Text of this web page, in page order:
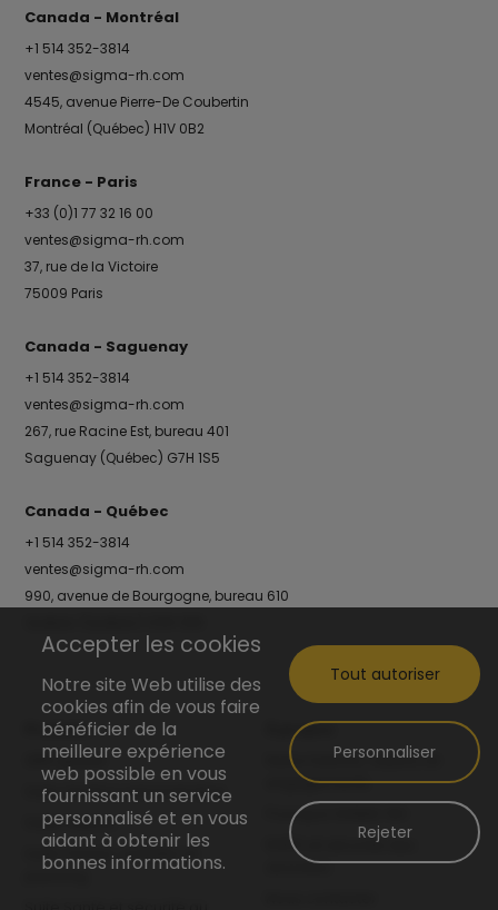
Canada - Montréal
+1 514 352-3814
ventes@sigma-rh.com
4545, avenue Pierre-De Coubertin
Montréal (Québec) H1V 0B2
France - Paris
+33 (0)1 77 32 16 00
ventes@sigma-rh.com
37, rue de la Victoire
75009 Paris
Canada - Saguenay
+1 514 352-3814
ventes@sigma-rh.com
267, rue Racine Est, bureau 401
Saguenay (Québec) G7H 1S5
Canada - Québec
+1 514 352-3814
ventes@sigma-rh.com
990, avenue de Bourgogne, bureau 610
Produits
SIRH global
Suite Gestion administrative
Suite Talents
Suite Temps, activités et
À propos
Notre histoire, valeurs et
engagements
Pourquoi SIGMA-RH
RGPD et sécurité des
données
Accepter les cookies
Notre site Web utilise des
cookies afin de vous faire
bénéficier de la
meilleure expérience
web possible en vous
fournissant un service
personnalisé et en vous
aidant à obtenir les
bonnes informations.
Rejeter
Personnaliser
Tout autoriser